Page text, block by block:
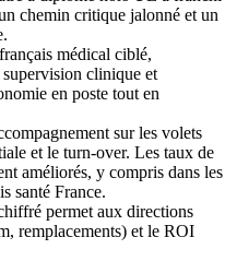
chemin critique jalonné et un
médical ciblé,
clinique et
en poste tout en
sur les volets
et le turn-over. Les taux de
améliorés, y compris dans les
santé France.
permet aux directions
remplacements) et le ROI